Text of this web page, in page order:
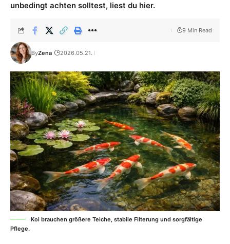
unbedingt achten solltest, liest du hier.
ByZena 2026.05.21.
9 Min Read
Koi brauchen größere Teiche, stabile Filterung und sorgfältige
Pflege.